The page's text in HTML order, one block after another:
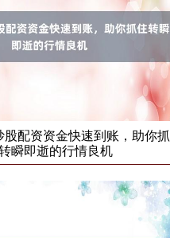
股配资资金快速到账，助你抓
瞬即逝的行情良机